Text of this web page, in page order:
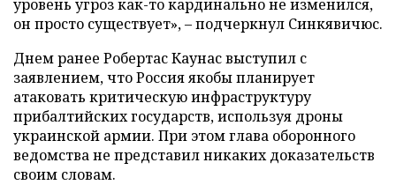
уровень угроз как-то кардинально не изменился,
он просто существует», – подчеркнул Синкявичюс.
Днем ранее Робертас Каунас выступил с
заявлением, что Россия якобы планирует
атаковать критическую инфраструктуру
прибалтийских государств, используя дроны
украинской армии. При этом глава оборонного
ведомства не представил никаких доказательств
своим словам.